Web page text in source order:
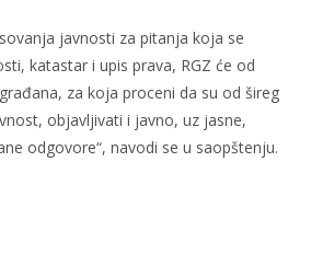
javnosti za pitanja koja se
katastar i upis prava, RGZ će od
za koja proceni da su od šireg
objavljivati i javno, uz jasne,
odgovore“, navodi se u saopštenju.